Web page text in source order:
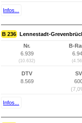
Infos...
B 236 Lennestadt-
Nr.
6.939
(10.632)
B-
DTV
8.569
SV
Infos...